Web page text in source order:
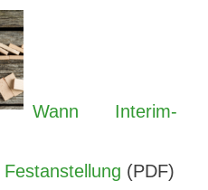
Wann Interim-
(PDF)